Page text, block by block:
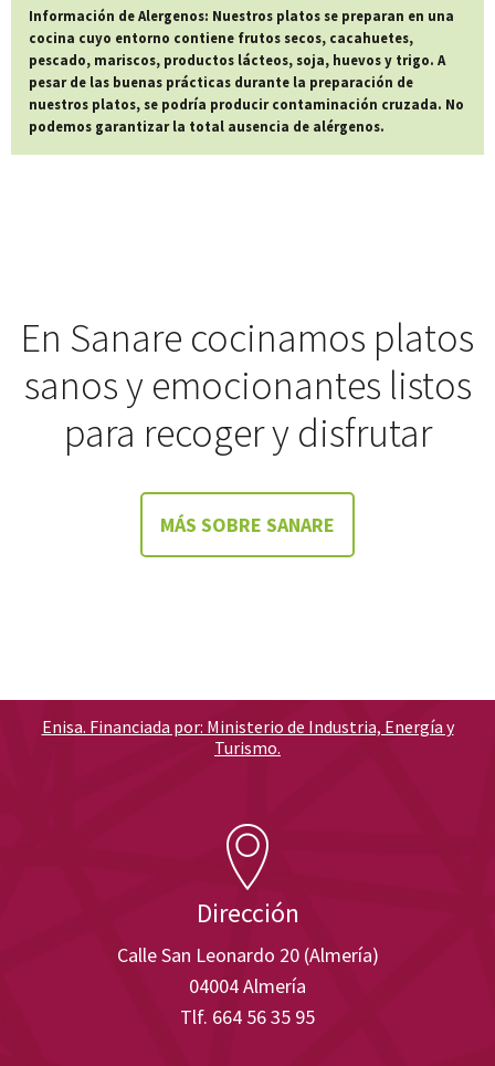
Información de Alergenos: Nuestros platos se preparan en una
cocina cuyo entorno contiene frutos secos, cacahuetes,
pescado, mariscos, productos lácteos, soja, huevos y trigo. A
pesar de las buenas prácticas durante la preparación de
nuestros platos, se podría producir contaminación cruzada. No
podemos garantizar la total ausencia de alérgenos.
En Sanare cocinamos platos
sanos y emocionantes listos
para recoger y disfrutar
MÁS SOBRE SANARE
Dirección
Calle San Leonardo 20 (Almería)
04004 Almería
Tlf. 664 56 35 95
Enisa. Financiada por: Ministerio de Industria, Energía y
Turismo.